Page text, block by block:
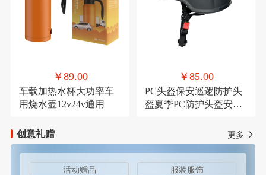
￥89.00
车载加热水杯大功率车
用烧水壶12v24v通用
￥85.00
PC头盔保安巡逻防护头
盔夏季PC防护头盔安保
创意礼赠
更多
活动赠品 服装服饰